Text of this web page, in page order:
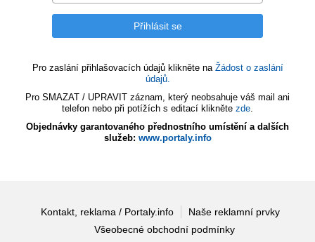
Pro zaslání přihlašovacích údajů klikněte na Žádost o zaslání
údajů.
Pro SMAZAT / UPRAVIT záznam, který neobsahuje váš mail ani
telefon nebo při potížích s editací klikněte zde.
Objednávky garantovaného přednostního umístění a dalších
služeb: www.portaly.info
Kontakt, reklama / Portaly.info
Naše reklamní prvky
Všeobecné obchodní podmínky